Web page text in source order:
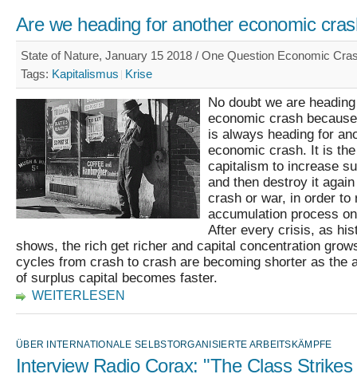
Are we heading for another economic
State of Nature, January 15 2018 / One Question Economic
Tags: Kapitalismus Krise
No doubt we are
economic crash
is always heading for
economic crash. It is
capitalism to increase
and then destroy it
crash or war, in order to
accumulation process
After every crisis, as
shows, the rich get richer and capital concentration
cycles from crash to crash are becoming shorter as the
of surplus capital becomes faster.
WEITERLESEN
ÜBER INTERNATIONALE SELBSTORGANISIERTE ARBEITSKÄMPFE
Interview Radio Corax: "The Class